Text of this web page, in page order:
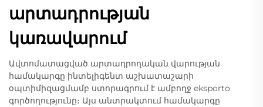
արտադրության
կառավարում
Ավտոմատացված արտադրողական վարության
համակարգը ինտելիգենտ աշխատաշարի
օպտիմիզացմամբ ստորագրում է ամբողջ eksporto
գործողությունը։ Այս անտրակտում համակարգը